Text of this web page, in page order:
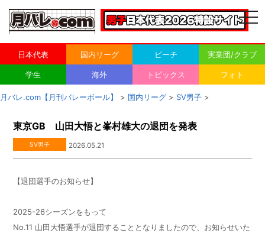
日本代表 国内リーグ ビーチ 実業団/クラブ
学生 海外 トピックス フォト
月バレ.com【月刊バレーボール】 > 国内リーグ > SV男子 >
東京GB 山田大悟と峯村雄大の退団を発表
SV男子 2026.05.21
【退団選手のお知らせ】
2025-26シーズンをもって
No.11 山田大悟選手が退団することとなりましたので、お知らせいた